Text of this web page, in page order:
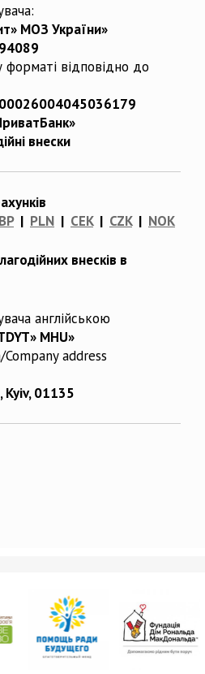
МОЗ України»
відповідно до
внески
| PLN | CEK| CZK| NOK
внесків в
англійською
MHU»
address
Kyiv, 01135